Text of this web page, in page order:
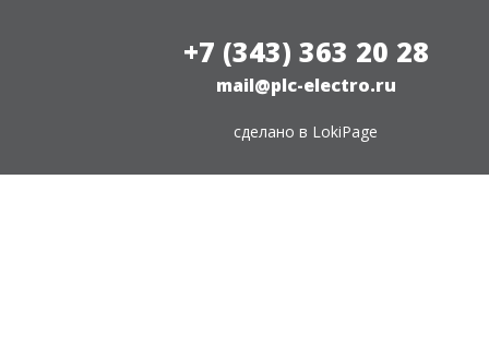
+7 (343) 363 20 28
mail@plc-electro.ru
сделано в LokiPage